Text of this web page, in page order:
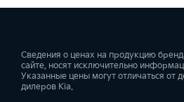
Сведения о ценах на продукцию
сайте, носят исключительно
Указанные цены могут отличаться от
дилеров Kia.